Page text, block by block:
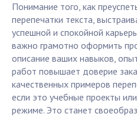
Понимание того, как
перепечатки текста,
успешной и спокойной
важно грамотно оформить
описание ваших навыков,
работ повышает доверие
качественных примеров
если это учебные проекты
режиме. Это станет